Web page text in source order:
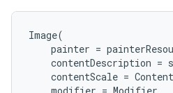
Image(
painter =
contentDescription =
contentScale =